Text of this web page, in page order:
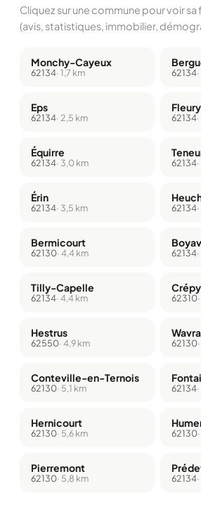
Cliquez sur une commune pour voir
(avis, statistiques, immobilier,
Monchy-Cayeux
62134· 1,7 km 62134
Eps
62134· 2,5 km
Fleury
62134
Équirre
62134· 3,0 km 62134
Érin
62134· 3,5 km 62134
Bermicourt
62130· 4,4 km 62134
Tilly-Capelle
62134· 4,4 km
Crépy
62310
Hestrus
62550· 4,9 km 62130
Conteville-en-Ternois
62130· 5,1 km 62134
Hernicourt
62130· 5,6 km 62130
Pierremont
62130· 5,8 km 62134